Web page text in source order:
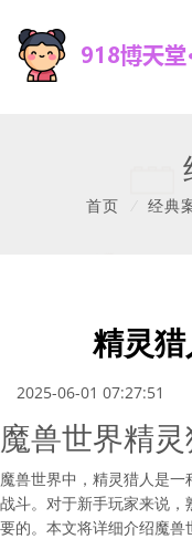
首页 经典
精灵
2025-06-01 07:27:51
魔兽世界精
魔兽世界中，精灵猎人是
战斗。对于新手玩家来说
要的。本文将详细介绍魔